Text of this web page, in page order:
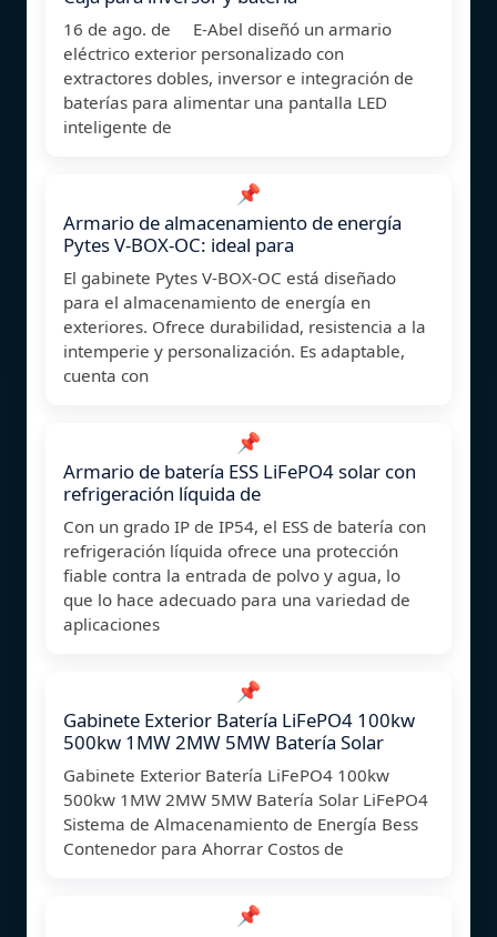
16 de ago. de E-Abel diseñó un armario
eléctrico exterior personalizado con
extractores dobles, inversor e integración de
baterías para alimentar una pantalla LED
inteligente de
📌
Armario de almacenamiento de energía
Pytes V-BOX-OC: ideal para
El gabinete Pytes V-BOX-OC está diseñado
para el almacenamiento de energía en
exteriores. Ofrece durabilidad, resistencia a la
intemperie y personalización. Es adaptable,
cuenta con
📌
Armario de batería ESS LiFePO4 solar con
refrigeración líquida de
Con un grado IP de IP54, el ESS de batería con
refrigeración líquida ofrece una protección
fiable contra la entrada de polvo y agua, lo
que lo hace adecuado para una variedad de
aplicaciones
📌
Gabinete Exterior Batería LiFePO4 100kw
500kw 1MW 2MW 5MW Batería Solar
Gabinete Exterior Batería LiFePO4 100kw
500kw 1MW 2MW 5MW Batería Solar LiFePO4
Sistema de Almacenamiento de Energía Bess
Contenedor para Ahorrar Costos de
📌